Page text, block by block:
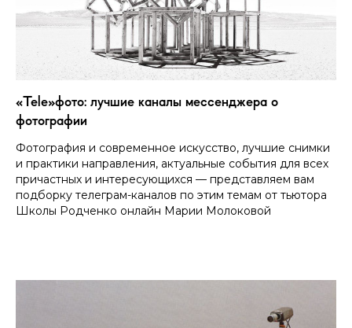
«Tele»фото: лучшие каналы мессенджера о
фотографии
Фотография и современное искусство, лучшие снимки
и практики направления, актуальные события для всех
причастных и интересующихся — представляем вам
подборку телеграм-каналов по этим темам от тьютора
Школы Родченко онлайн Марии Молоковой